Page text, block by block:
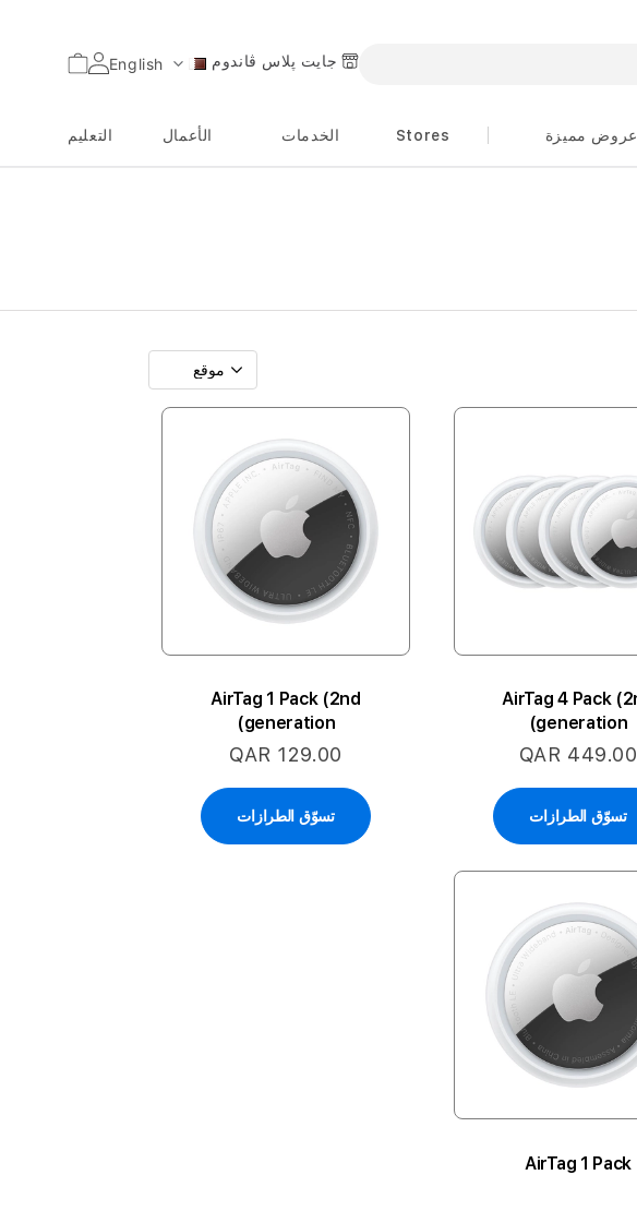
اللغة English جايت پلاس ڤاندوم السلة
عروض مميزة Stores الخدمات الأعمال التعليم
AirTag 4 Pack (2nd
generation)
QAR 449.00
تسوّق الطرازات
AirTag 1 Pack (2nd
generation)
QAR 129.00
تسوّق الطرازات
AirTag 1 Pack